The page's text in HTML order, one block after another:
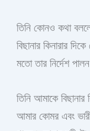
তিনি কোনও কথা
বিছানার কিনারার
মতো তার নির্দেশ
তিনি আমাকে
আমার কোমর এবং